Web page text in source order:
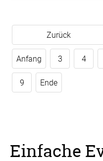
Zurück
Anfang 3 4
9 Ende
Einfache